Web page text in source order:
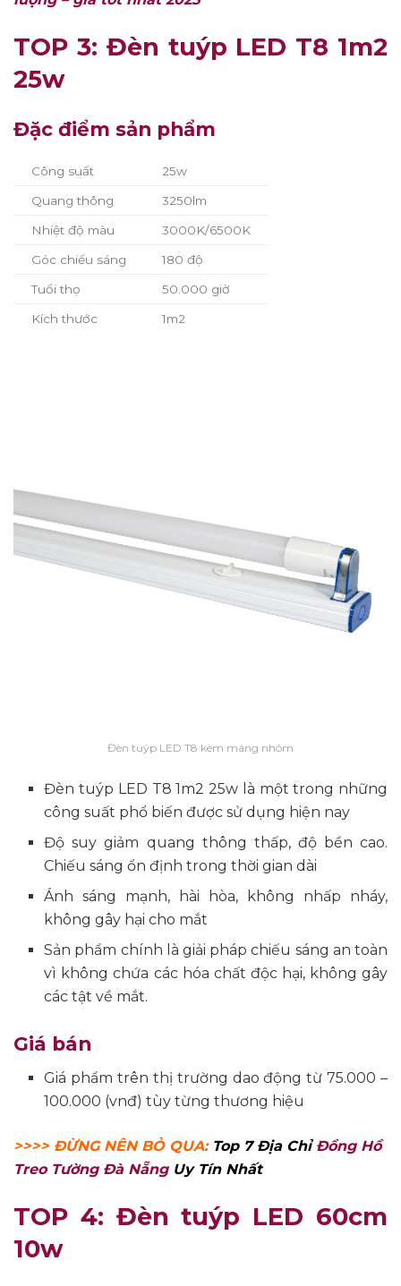
TOP 3: Đèn tuýp LED T8 1m2
25w
Đặc điểm sản phẩm
Công suất 25w
Quang thông 3250lm
Nhiệt độ màu 3000K/6500K
Góc chiếu sáng 180 độ
Tuổi thọ 50.000 giờ
Kích thước 1m2
Đèn tuýp LED T8 kèm máng nhôm
Đèn tuýp LED T8 1m2 25w là một trong những
công suất phổ biến được sử dụng hiện nay
Độ suy giảm quang thông thấp, độ bền cao.
Chiếu sáng ổn định trong thời gian dài
Ánh sáng mạnh, hài hòa, không nhấp nháy,
không gây hại cho mắt
Sản phẩm chính là giải pháp chiếu sáng an toàn
vì không chứa các hóa chất độc hại, không gây
các tật về mắt.
Giá bán
Giá phẩm trên thị trường dao động từ 75.000 –
100.000 (vnđ) tùy từng thương hiệu
>>>> ĐỪNG NÊN BỎ QUA: Top 7 Địa Chỉ Đồng Hồ
Treo Tường Đà Nẵng Uy Tín Nhất
TOP 4: Đèn tuýp LED 60cm
10w